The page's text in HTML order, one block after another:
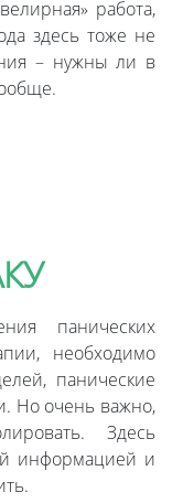
работа,
здесь тоже не
– нужны ли в
панических
необходимо
панические
Но очень важно,
Здесь
информацией и